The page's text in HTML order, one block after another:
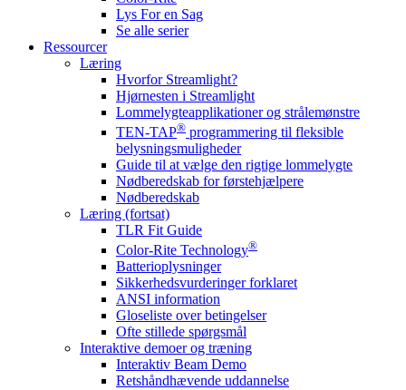
Lys For en Sag
Se alle serier
Ressourcer
Læring
Hvorfor Streamlight?
Hjørnesten i Streamlight
Lommelygteapplikationer og strålemønstre
TEN-TAP® programmering til fleksible
belysningsmuligheder
Guide til at vælge den rigtige lommelygte
Nødberedskab for førstehjælpere
Nødberedskab
Læring (fortsat)
TLR Fit Guide
Color-Rite Technology®
Batterioplysninger
Sikkerhedsvurderinger forklaret
ANSI information
Gloseliste over betingelser
Ofte stillede spørgsmål
Interaktive demoer og træning
Interaktiv Beam Demo
Retshåndhævende uddannelse